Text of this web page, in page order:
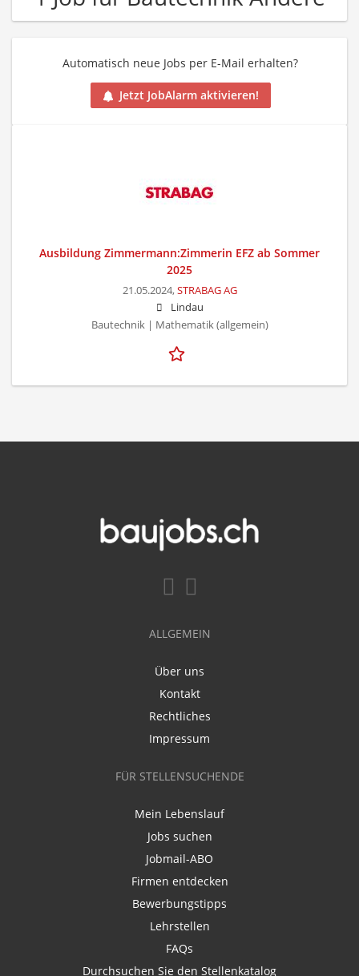
Automatisch neue Jobs per E-Mail erhalten?
Jetzt JobAlarm aktivieren!
Ausbildung Zimmermann:Zimmerin EFZ ab Sommer
2025
21.05.2024,STRABAG AG
Lindau
Bautechnik | Mathematik (allgemein)
ALLGEMEIN
Über uns
Kontakt
Rechtliches
Impressum
FÜR STELLENSUCHENDE
Mein Lebenslauf
Jobs suchen
Jobmail-ABO
Firmen entdecken
Bewerbungstipps
Lehrstellen
FAQs
Durchsuchen Sie den Stellenkatalog